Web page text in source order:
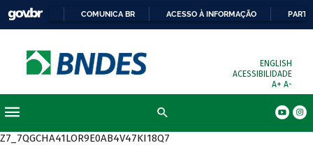
COMUNICA BR ACESSO À INFORMAÇÃO
ENGLISH
ACESSIBILIDADE
A+ A-
Z7_7QGCHA41LOR9E0AB4V47KI18Q7